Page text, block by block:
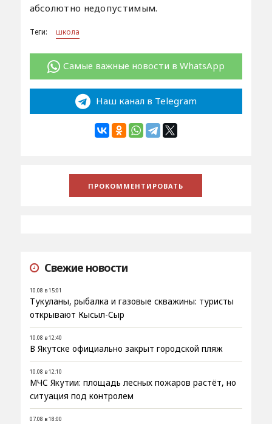
абсолютно недопустимым.
Теги: школа
Самые важные новости в WhatsApp
Наш канал в Telegram
Свежие новости
10.08 в 15:01
Тукуланы, рыбалка и газовые скважины: туристы
открывают Кысыл-Сыр
10.08 в 12:40
В Якутске официально закрыт городской пляж
10.08 в 12:10
МЧС Якутии: площадь лесных пожаров растёт, но
ситуация под контролем
07.08 в 18:00